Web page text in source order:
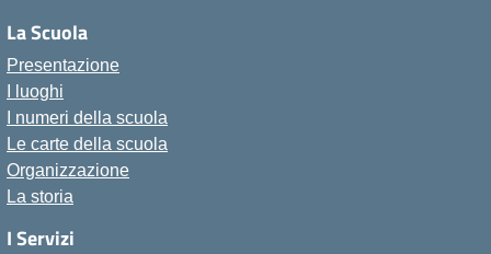
La Scuola
Presentazione
I luoghi
I numeri della scuola
Le carte della scuola
Organizzazione
La storia
I Servizi